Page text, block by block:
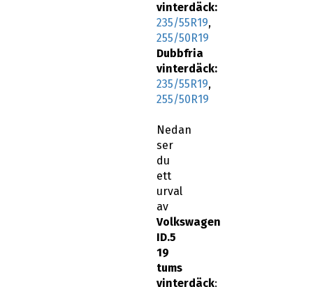
vinterdäck:
235/55R19,
255/50R19
Dubbfria
vinterdäck:
235/55R19,
255/50R19
Nedan
ser
du
ett
urval
av
Volkswagen
ID.5
19
tums
vinterdäck: